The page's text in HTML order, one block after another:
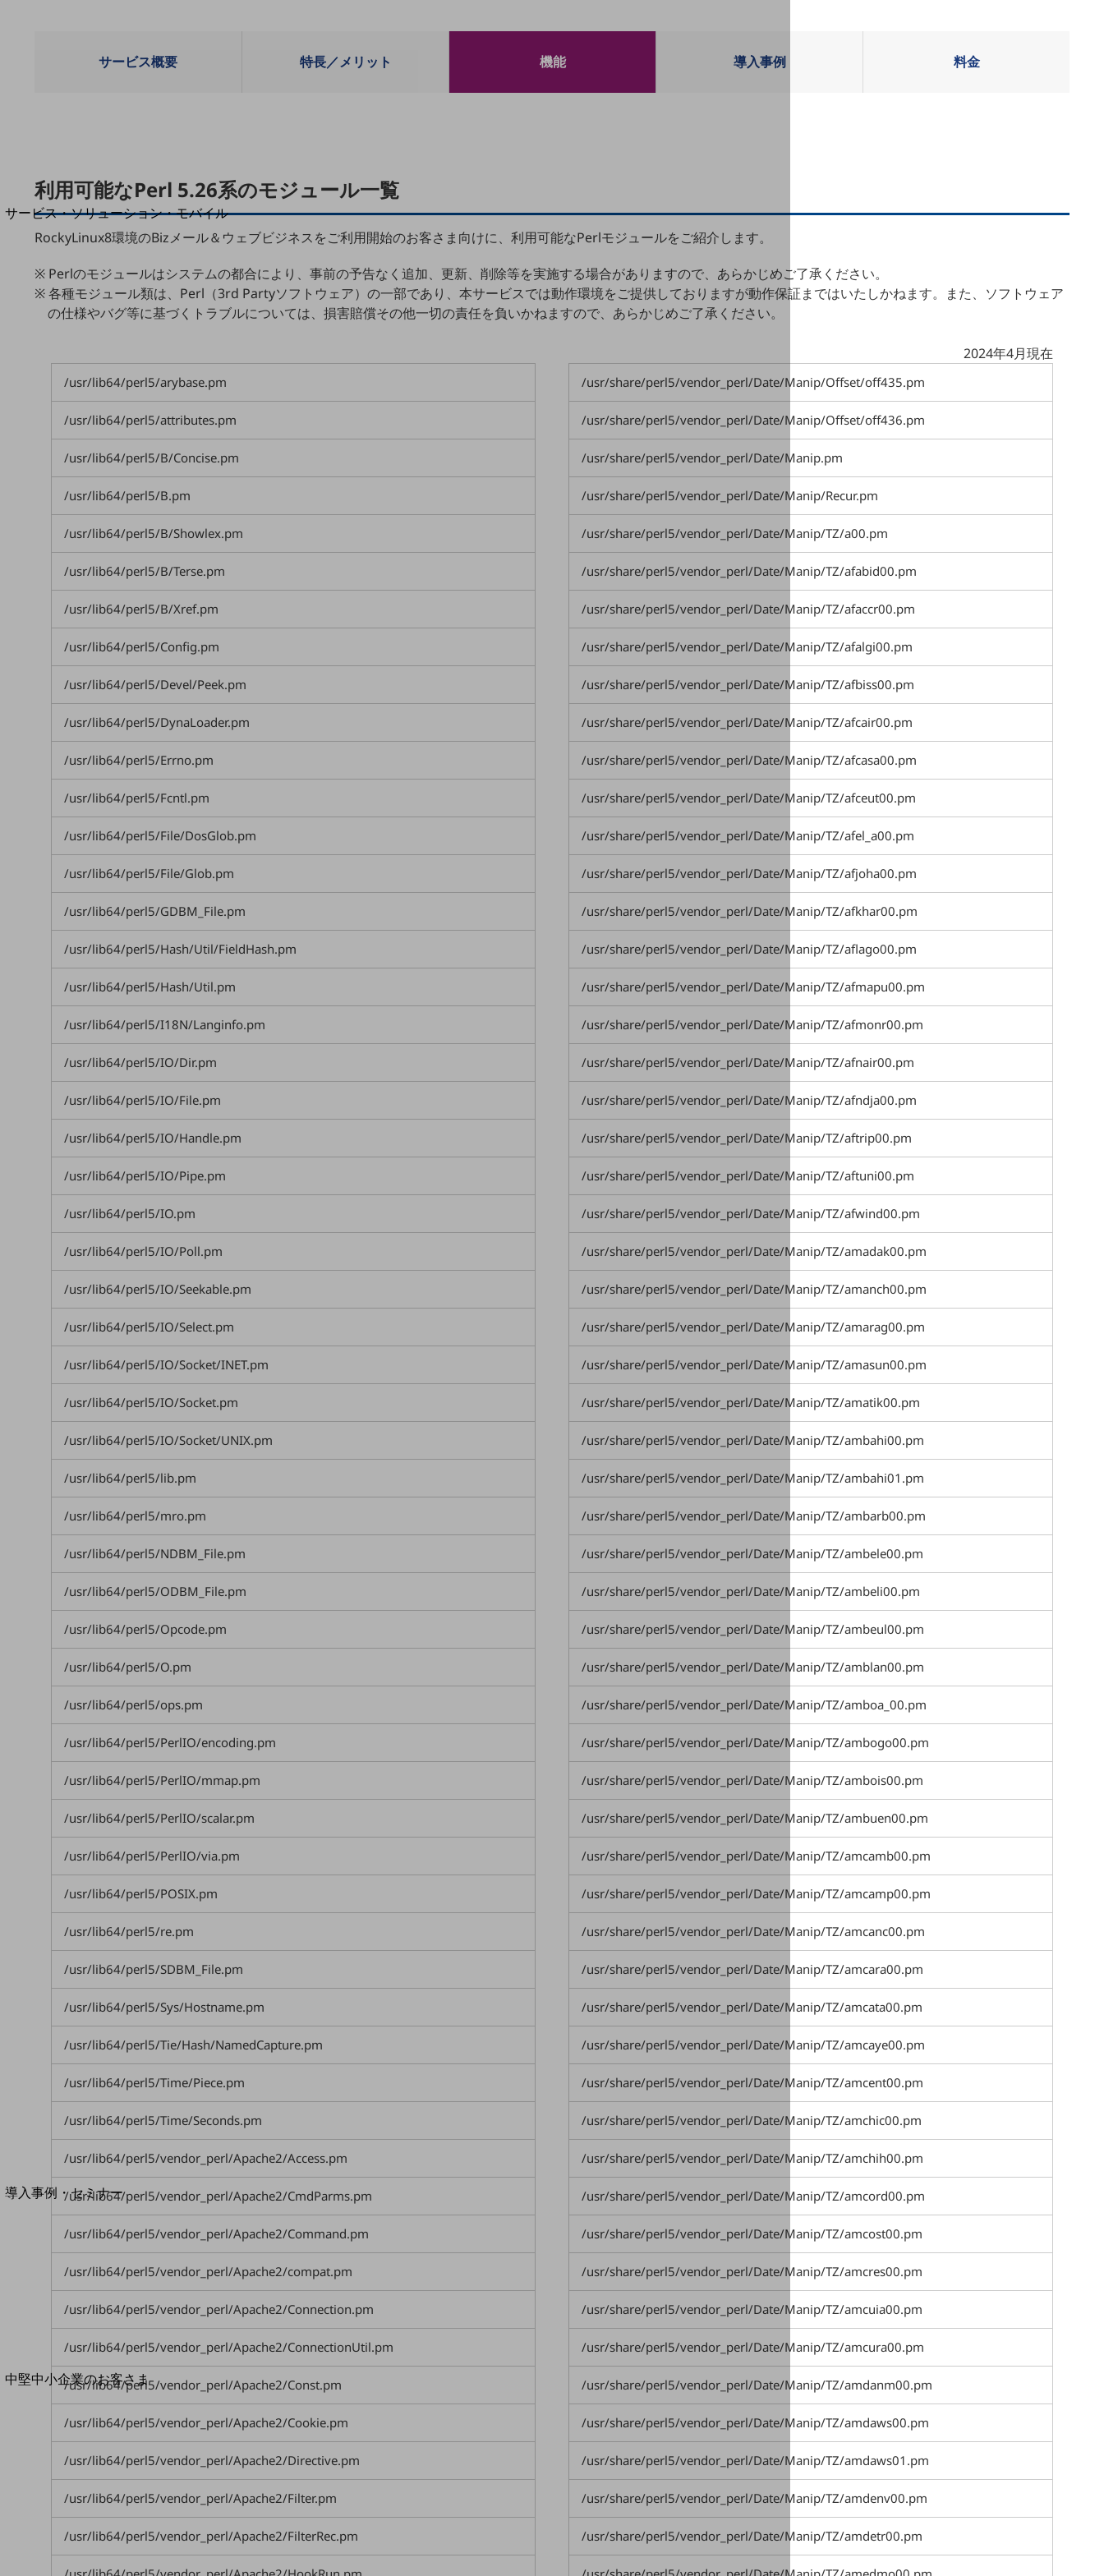
サービス・ソリューション・モバイル
サービス・ソリューションTOP
サービス・ソリューションをご紹介
カテゴリーで探す
カテゴリーで探すTOP
電話・映像コミュニケーション
データ利活用
業務支援・マーケティング
災害対策・BCP
課題・ニーズで探すTOP
コミュニケーション・情報共有
マーケティング
職場環境整備
地域共創・地方創生
セキュリティ対策
顧客体験（CX）改善
自動化・省電化
業種・業態で探す
業種・業態で探すTOP
製造・建設業
キーワードで探す
モバイルTOP
法人向けスマホ・携帯に関する、
おすすめの機種、料金やサービスをご紹介
タフネススマートフォン
ドコモケータイ
5G対応ホームルーター
衛星携帯電話
ドコモBiz データ無制限 ドコモ MAX ドコモ mini ドコモBiz かけ放題
ケータイプラン
データプラス
home5Gプラン
モバイルサービス
端末の一元管理
運用保守・故障紛失サポート
別ウィンドウで開きます
サービスをご利用中のお客さま
導入事例・セミナー
導入事例TOP
最新の導入事例や注目の導入事例をご紹介します
セミナー
中堅中小企業のお客さま
NTTドコモビジネスウォッチ
ビジネスお役立ち情報
旬な話題やお役立ち資料などDXの課題を
解決するヒントをお届けする記事サイト
お役立ち資料ダウンロード
トレンド記事特集
中堅中小企業向け
サービス・ソリューション
サービス概要 特長／メリット 機能 導入事例 料金
利用可能なPerl 5.26系のモジュール一覧
RockyLinux8環境のBizメール＆ウェブビジネスをご利用開始のお客さま向けに、利用可能なPerlモジュールをご紹介します。
※ Perlのモジュールはシステムの都合により、事前の予告なく追加、更新、削除等を実施する場合がありますので、あらかじめご了承ください。
※ 各種モジュール類は、Perl（3rd Partyソフトウェア）の一部であり、本サービスでは動作環境をご提供しておりますが動作保証まではいたしかねます。また、ソフトウェア
の仕様やバグ等に基づくトラブルについては、損害賠償その他一切の責任を負いかねますので、あらかじめご了承ください。
2024年4月現在
/usr/lib64/perl5/arybase.pm
/usr/lib64/perl5/attributes.pm
/usr/lib64/perl5/B/Concise.pm
/usr/lib64/perl5/B.pm
/usr/lib64/perl5/B/Showlex.pm
/usr/lib64/perl5/B/Terse.pm
/usr/lib64/perl5/B/Xref.pm
/usr/lib64/perl5/Config.pm
/usr/lib64/perl5/Devel/Peek.pm
/usr/lib64/perl5/DynaLoader.pm
/usr/lib64/perl5/Errno.pm
/usr/lib64/perl5/Fcntl.pm
/usr/lib64/perl5/File/DosGlob.pm
/usr/lib64/perl5/File/Glob.pm
/usr/lib64/perl5/GDBM_File.pm
/usr/lib64/perl5/Hash/Util/FieldHash.pm
/usr/lib64/perl5/Hash/Util.pm
/usr/lib64/perl5/I18N/Langinfo.pm
/usr/lib64/perl5/IO/Dir.pm
/usr/lib64/perl5/IO/File.pm
/usr/lib64/perl5/IO/Handle.pm
/usr/lib64/perl5/IO/Pipe.pm
/usr/lib64/perl5/IO.pm
/usr/lib64/perl5/IO/Poll.pm
/usr/lib64/perl5/IO/Seekable.pm
/usr/lib64/perl5/IO/Select.pm
/usr/lib64/perl5/IO/Socket/INET.pm
/usr/lib64/perl5/IO/Socket.pm
/usr/lib64/perl5/IO/Socket/UNIX.pm
/usr/lib64/perl5/lib.pm
/usr/lib64/perl5/mro.pm
/usr/lib64/perl5/NDBM_File.pm
/usr/lib64/perl5/ODBM_File.pm
/usr/lib64/perl5/Opcode.pm
/usr/lib64/perl5/O.pm
/usr/lib64/perl5/ops.pm
/usr/lib64/perl5/PerlIO/encoding.pm
/usr/lib64/perl5/PerlIO/mmap.pm
/usr/lib64/perl5/PerlIO/scalar.pm
/usr/lib64/perl5/PerlIO/via.pm
/usr/lib64/perl5/POSIX.pm
/usr/lib64/perl5/re.pm
/usr/lib64/perl5/SDBM_File.pm
/usr/lib64/perl5/Sys/Hostname.pm
/usr/lib64/perl5/Tie/Hash/NamedCapture.pm
/usr/lib64/perl5/Time/Piece.pm
/usr/lib64/perl5/Time/Seconds.pm
/usr/lib64/perl5/vendor_perl/Apache2/Access.pm
/usr/lib64/perl5/vendor_perl/Apache2/CmdParms.pm
/usr/lib64/perl5/vendor_perl/Apache2/Command.pm
/usr/lib64/perl5/vendor_perl/Apache2/compat.pm
/usr/lib64/perl5/vendor_perl/Apache2/Connection.pm
/usr/lib64/perl5/vendor_perl/Apache2/ConnectionUtil.pm
/usr/lib64/perl5/vendor_perl/Apache2/Const.pm
/usr/lib64/perl5/vendor_perl/Apache2/Cookie.pm
/usr/lib64/perl5/vendor_perl/Apache2/Directive.pm
/usr/lib64/perl5/vendor_perl/Apache2/Filter.pm
/usr/lib64/perl5/vendor_perl/Apache2/FilterRec.pm
/usr/share/perl5/vendor_perl/Date/Manip/Offset/off435.pm
/usr/share/perl5/vendor_perl/Date/Manip/Offset/off436.pm
/usr/share/perl5/vendor_perl/Date/Manip.pm
/usr/share/perl5/vendor_perl/Date/Manip/Recur.pm
/usr/share/perl5/vendor_perl/Date/Manip/TZ/a00.pm
/usr/share/perl5/vendor_perl/Date/Manip/TZ/afabid00.pm
/usr/share/perl5/vendor_perl/Date/Manip/TZ/afaccr00.pm
/usr/share/perl5/vendor_perl/Date/Manip/TZ/afalgi00.pm
/usr/share/perl5/vendor_perl/Date/Manip/TZ/afbiss00.pm
/usr/share/perl5/vendor_perl/Date/Manip/TZ/afcair00.pm
/usr/share/perl5/vendor_perl/Date/Manip/TZ/afcasa00.pm
/usr/share/perl5/vendor_perl/Date/Manip/TZ/afceut00.pm
/usr/share/perl5/vendor_perl/Date/Manip/TZ/afel_a00.pm
/usr/share/perl5/vendor_perl/Date/Manip/TZ/afjoha00.pm
/usr/share/perl5/vendor_perl/Date/Manip/TZ/afkhar00.pm
/usr/share/perl5/vendor_perl/Date/Manip/TZ/aflago00.pm
/usr/share/perl5/vendor_perl/Date/Manip/TZ/afmapu00.pm
/usr/share/perl5/vendor_perl/Date/Manip/TZ/afmonr00.pm
/usr/share/perl5/vendor_perl/Date/Manip/TZ/afnair00.pm
/usr/share/perl5/vendor_perl/Date/Manip/TZ/afndja00.pm
/usr/share/perl5/vendor_perl/Date/Manip/TZ/aftrip00.pm
/usr/share/perl5/vendor_perl/Date/Manip/TZ/aftuni00.pm
/usr/share/perl5/vendor_perl/Date/Manip/TZ/afwind00.pm
/usr/share/perl5/vendor_perl/Date/Manip/TZ/amadak00.pm
/usr/share/perl5/vendor_perl/Date/Manip/TZ/amanch00.pm
/usr/share/perl5/vendor_perl/Date/Manip/TZ/amarag00.pm
/usr/share/perl5/vendor_perl/Date/Manip/TZ/amasun00.pm
/usr/share/perl5/vendor_perl/Date/Manip/TZ/amatik00.pm
/usr/share/perl5/vendor_perl/Date/Manip/TZ/ambahi00.pm
/usr/share/perl5/vendor_perl/Date/Manip/TZ/ambahi01.pm
/usr/share/perl5/vendor_perl/Date/Manip/TZ/ambarb00.pm
/usr/share/perl5/vendor_perl/Date/Manip/TZ/ambele00.pm
/usr/share/perl5/vendor_perl/Date/Manip/TZ/ambeli00.pm
/usr/share/perl5/vendor_perl/Date/Manip/TZ/ambeul00.pm
/usr/share/perl5/vendor_perl/Date/Manip/TZ/amblan00.pm
/usr/share/perl5/vendor_perl/Date/Manip/TZ/amboa_00.pm
/usr/share/perl5/vendor_perl/Date/Manip/TZ/ambogo00.pm
/usr/share/perl5/vendor_perl/Date/Manip/TZ/ambois00.pm
/usr/share/perl5/vendor_perl/Date/Manip/TZ/ambuen00.pm
/usr/share/perl5/vendor_perl/Date/Manip/TZ/amcamb00.pm
/usr/share/perl5/vendor_perl/Date/Manip/TZ/amcamp00.pm
/usr/share/perl5/vendor_perl/Date/Manip/TZ/amcanc00.pm
/usr/share/perl5/vendor_perl/Date/Manip/TZ/amcara00.pm
/usr/share/perl5/vendor_perl/Date/Manip/TZ/amcata00.pm
/usr/share/perl5/vendor_perl/Date/Manip/TZ/amcaye00.pm
/usr/share/perl5/vendor_perl/Date/Manip/TZ/amcent00.pm
/usr/share/perl5/vendor_perl/Date/Manip/TZ/amchic00.pm
/usr/share/perl5/vendor_perl/Date/Manip/TZ/amchih00.pm
/usr/share/perl5/vendor_perl/Date/Manip/TZ/amcord00.pm
/usr/share/perl5/vendor_perl/Date/Manip/TZ/amcost00.pm
/usr/share/perl5/vendor_perl/Date/Manip/TZ/amcres00.pm
/usr/share/perl5/vendor_perl/Date/Manip/TZ/amcuia00.pm
/usr/share/perl5/vendor_perl/Date/Manip/TZ/amcura00.pm
/usr/share/perl5/vendor_perl/Date/Manip/TZ/amdanm00.pm
/usr/share/perl5/vendor_perl/Date/Manip/TZ/amdaws00.pm
/usr/share/perl5/vendor_perl/Date/Manip/TZ/amdaws01.pm
/usr/share/perl5/vendor_perl/Date/Manip/TZ/amdenv00.pm
/usr/share/perl5/vendor_perl/Date/Manip/TZ/amdetr00.pm